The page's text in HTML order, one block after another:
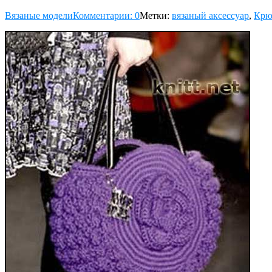
Вязаные моделиКомментарии: 0Метки: вязаный аксессуар,